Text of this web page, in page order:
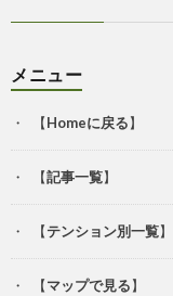
メニュー
【Homeに戻る】
【記事一覧】
【テンション別一覧】
【マップで見る】